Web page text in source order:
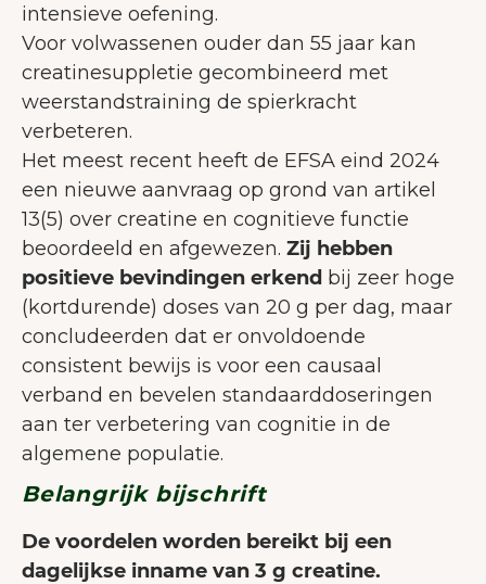
intensieve oefening.
Voor volwassenen ouder dan 55 jaar kan
creatinesuppletie gecombineerd met
weerstandstraining de spierkracht
verbeteren.
Het meest recent heeft de EFSA eind 2024
een nieuwe aanvraag op grond van artikel
13(5) over creatine en cognitieve functie
beoordeeld en afgewezen. Zij hebben
positieve bevindingen erkend bij zeer hoge
(kortdurende) doses van 20 g per dag, maar
concludeerden dat er onvoldoende
consistent bewijs is voor een causaal
verband en bevelen standaarddoseringen
aan ter verbetering van cognitie in de
algemene populatie.
Belangrijk bijschrift
De voordelen worden bereikt bij een
dagelijkse inname van 3 g creatine.